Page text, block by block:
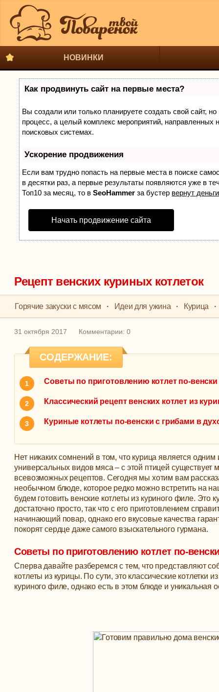
НОВИНКИ
Как продвинуть сайт на первые места?
Вы создали или только планируете создать свой сайт,
процесс, а целый комплекс мероприятий, направленных
поисковых системах.
Ускорение продвижения
Если вам трудно попасть на первые места в поиске
в десятки раз, а первые результаты появляются уже в
Топ10 за месяц, то вSeoHammer за бустер вернут
Начать продвижение сайта
Рецепт венских куриных котлеток
Горячие закуски с мясом · Идеи для ужина · Курица ·
31 октября 2017 Комментарии: 0
СОДЕРЖАНИЕ:
Советы по приготовлению котлет по-венски
Классический рецепт венских котлет из
Куриные котлеты по-венски с грибами в
Нет никаких сомнений в том, что курица является одним
универсальных видов мяса – с этой птицей существует
всевозможных рецептов. Сегодня мы хотим вам
необычном блюде, которое редко можно встретить на
будем готовить венские котлеты из куриного филе. Это
достаточно просто, так что с его приготовлением
начинающий повар, однако его вкусовые качества
покорят сердце даже самого взыскательного гурмана.
Советы по приготовлению котлет по-
Сперва давайте разберемся с тем, что представляют
котлеты из курицы. По сути, это классические котлетки
куриного филе, однако есть в этом блюде и уникальная